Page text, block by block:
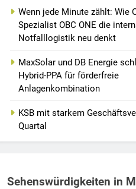
Wenn jede Minute zählt: Wie
Spezialist OBC ONE die
Notfalllogistik neu denkt
MaxSolar und DB Energie
Hybrid-PPA für förderfreie
Anlagenkombination
KSB mit starkem
Quartal
Sehenswürdigkeiten in